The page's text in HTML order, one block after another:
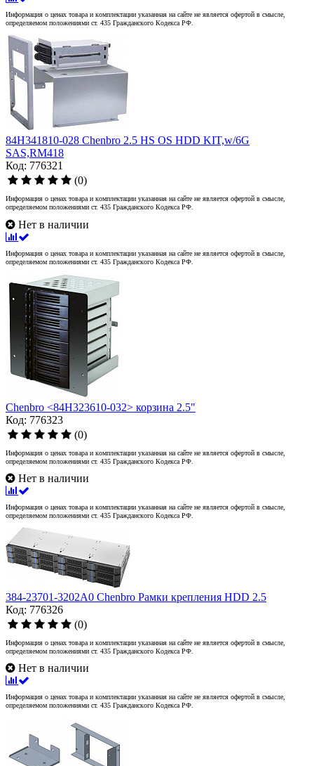
Информация о ценах товара и комплектации указанная на сайте не является офертой в смысле,
определяемом положениями ст. 435 Гражданского Кодекса РФ.
84H341810-028 Chenbro 2.5 HS OS HDD KIT,w/6G
SAS,RM418
Код: 776321
(0)
Информация о ценах товара и комплектации указанная на сайте не является офертой в смысле,
определяемом положениями ст. 435 Гражданского Кодекса РФ.
Нет в наличии
Информация о ценах товара и комплектации указанная на сайте не является офертой в смысле,
определяемом положениями ст. 435 Гражданского Кодекса РФ.
Chenbro <84H323610-032> корзина 2.5"
Код: 776323
(0)
Информация о ценах товара и комплектации указанная на сайте не является офертой в смысле,
определяемом положениями ст. 435 Гражданского Кодекса РФ.
Нет в наличии
Информация о ценах товара и комплектации указанная на сайте не является офертой в смысле,
определяемом положениями ст. 435 Гражданского Кодекса РФ.
384-23701-3202A0 Chenbro Рамки крепления HDD 2.5
Код: 776326
(0)
Информация о ценах товара и комплектации указанная на сайте не является офертой в смысле,
определяемом положениями ст. 435 Гражданского Кодекса РФ.
Нет в наличии
Информация о ценах товара и комплектации указанная на сайте не является офертой в смысле,
определяемом положениями ст. 435 Гражданского Кодекса РФ.